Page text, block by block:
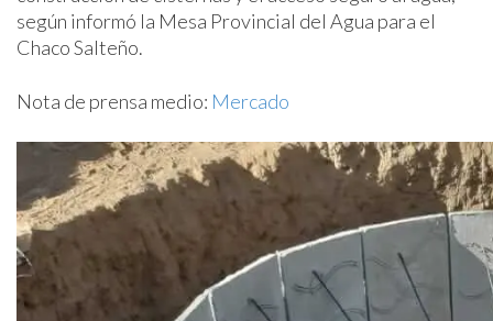
según informó la Mesa Provincial del Agua para el
Chaco Salteño.
Nota de prensa medio: Mercado